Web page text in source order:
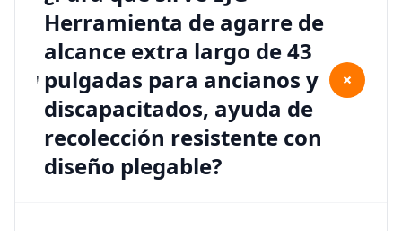
Herramienta de agarre de
alcance extra largo de 43
pulgadas para ancianos y
discapacitados, ayuda de
recolección resistente con
diseño plegable?
+